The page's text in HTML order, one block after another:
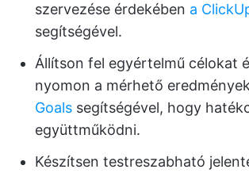
szervezése érdekében a
segítségével.
Állítson fel egyértelmű célokat
nyomon a mérhető
Goals segítségével, hogy
együttműködni.
Készítsen testreszabható